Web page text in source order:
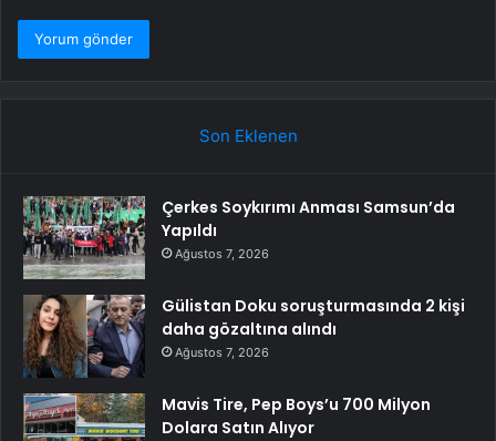
Son Eklenen
Çerkes Soykırımı Anması Samsun’da
Yapıldı
Ağustos 7, 2026
Gülistan Doku soruşturmasında 2 kişi
daha gözaltına alındı
Ağustos 7, 2026
Mavis Tire, Pep Boys’u 700 Milyon
Dolara Satın Alıyor